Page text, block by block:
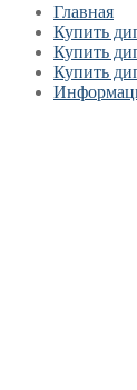
Главная
Купить
Купить
Купить